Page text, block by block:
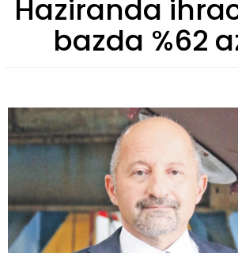
Haziranda
bazda %62